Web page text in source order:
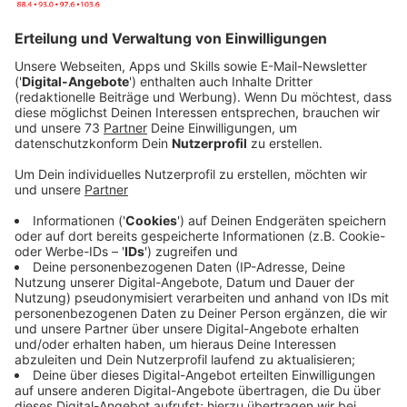
miteinander diskutiert.
Veröffentlicht:Montag, 13.09.2021 14:47
Anzeige
Anzeige
CDU-Mann Armin Laschet greift SPD-Kandidat Olaf
Scholz an. Annalena Baerbock von den Grünen schaut
in die Zukunft. RADIO WMW Politikexperte Klaus
Schubert von der Uni Münster ordnet das für uns ein.
Anzeige